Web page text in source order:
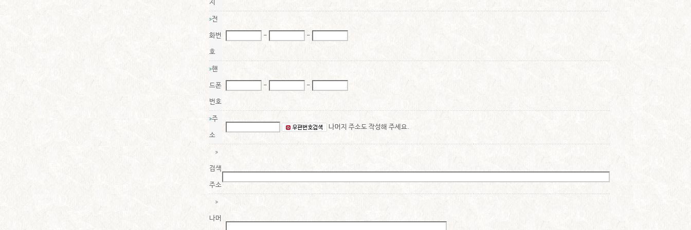
지
전
화번
호
- -
핸
드폰
번호
- -
주
소
나머지 주소도 작성해 주세요.
검색
주소
나머